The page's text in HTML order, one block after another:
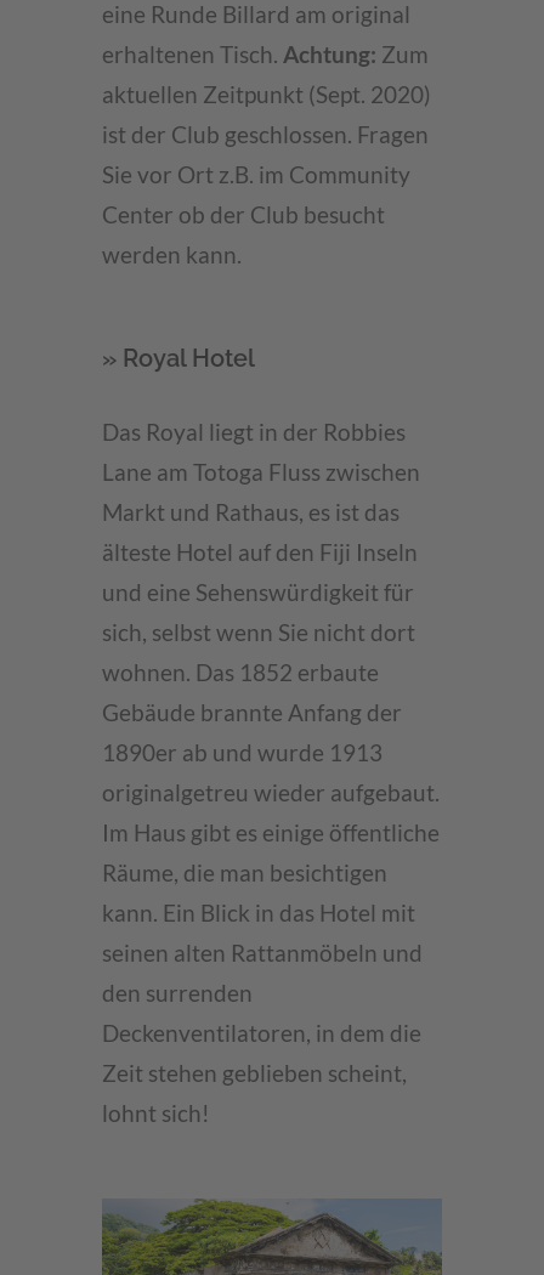
eine Runde Billard am original
erhaltenen Tisch. Achtung: Zum
aktuellen Zeitpunkt (Sept. 2020)
ist der Club geschlossen. Fragen
Sie vor Ort z.B. im Community
Center ob der Club besucht
werden kann.
» Royal Hotel
Das Royal liegt in der Robbies
Lane am Totoga Fluss zwischen
Markt und Rathaus, es ist das
älteste Hotel auf den Fiji Inseln
und eine Sehenswürdigkeit für
sich, selbst wenn Sie nicht dort
wohnen. Das 1852 erbaute
Gebäude brannte Anfang der
1890er ab und wurde 1913
originalgetreu wieder aufgebaut.
Im Haus gibt es einige öffentliche
Räume, die man besichtigen
kann. Ein Blick in das Hotel mit
seinen alten Rattanmöbeln und
den surrenden
Deckenventilatoren, in dem die
Zeit stehen geblieben scheint,
lohnt sich!